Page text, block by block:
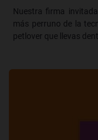
Nuestra firma
más perruno de la
petlover que llevas